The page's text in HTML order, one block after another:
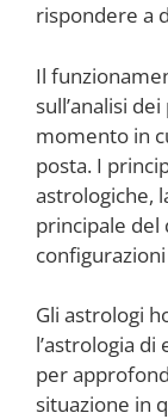
rispondere a
Il
sull’analisi
momento in
posta. I
astrologiche,
principale del
Gli astrologi
l’astrologia
per
situazione in